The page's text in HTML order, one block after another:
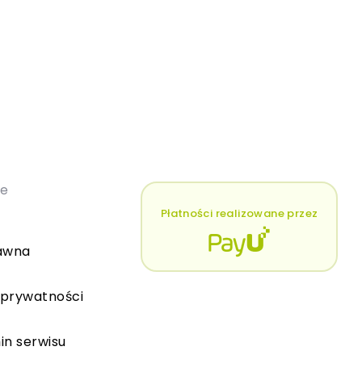
serwisu
Płatności realizowane przez